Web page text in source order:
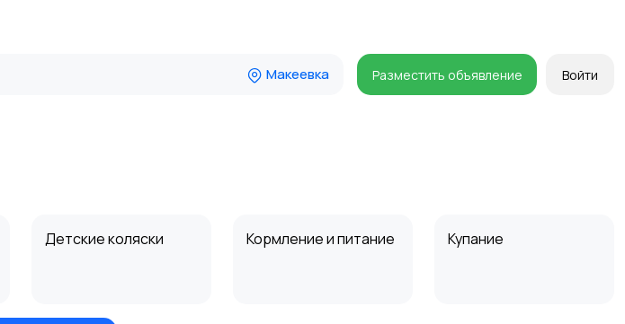
Макеевка Разместить объявление Войти
Детские коляски Кормление и питание Купание